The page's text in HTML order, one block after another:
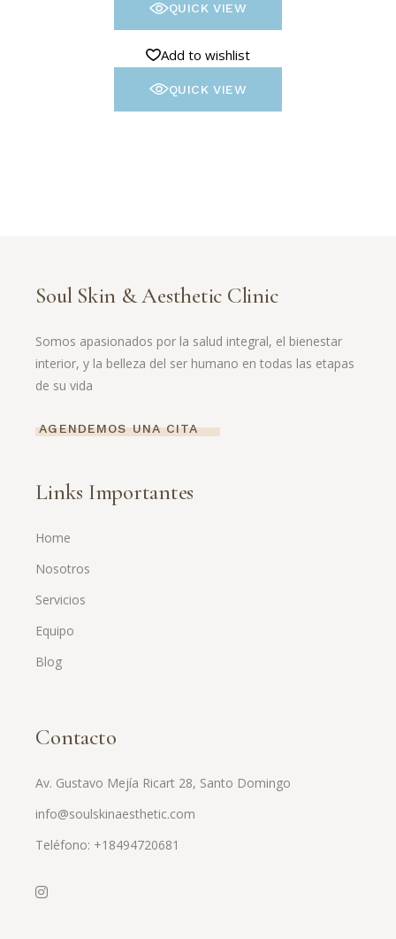
QUICK VIEW
Add to wishlist
QUICK VIEW
Soul Skin & Aesthetic Clinic
Somos apasionados por la salud integral, el bienestar
interior, y la belleza del ser humano en todas las etapas
de su vida
AGENDEMOS UNA CITA
Links Importantes
Home
Nosotros
Servicios
Equipo
Blog
Contacto
Av. Gustavo Mejía Ricart 28, Santo Domingo
info@soulskinaesthetic.com
Teléfono: +18494720681